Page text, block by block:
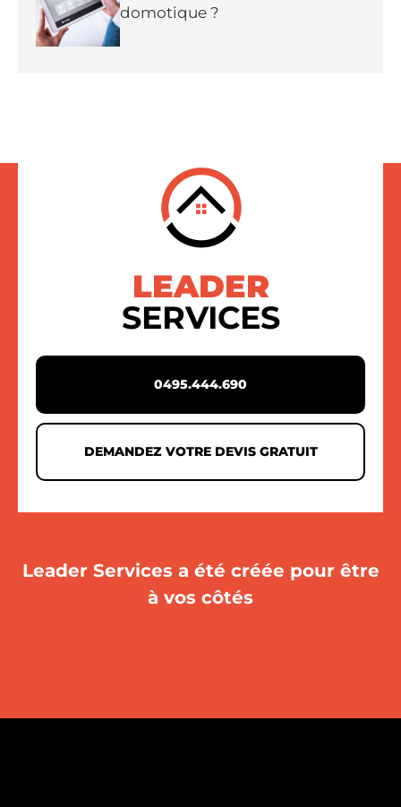
domotique ?
LEADER
SERVICES
0495.444.690
DEMANDEZ VOTRE DEVIS GRATUIT
Leader Services a été créée pour être
à vos côtés